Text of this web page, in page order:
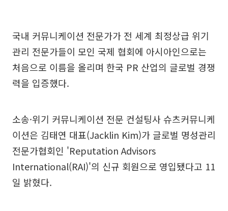
국내 커뮤니케이션 전문가가 전 세계 최정상급 위기
관리 전문가들이 모인 국제 협회에 아시아인으로는
처음으로 이름을 올리며 한국 PR 산업의 글로벌 경쟁
력을 입증했다.
소송·위기 커뮤니케이션 전문 컨설팅사 슈츠커뮤니케
이션은 김태연 대표(Jacklin Kim)가 글로벌 명성관리
전문가협회인 'Reputation Advisors
International(RAI)'의 신규 회원으로 영입됐다고 11
일 밝혔다.